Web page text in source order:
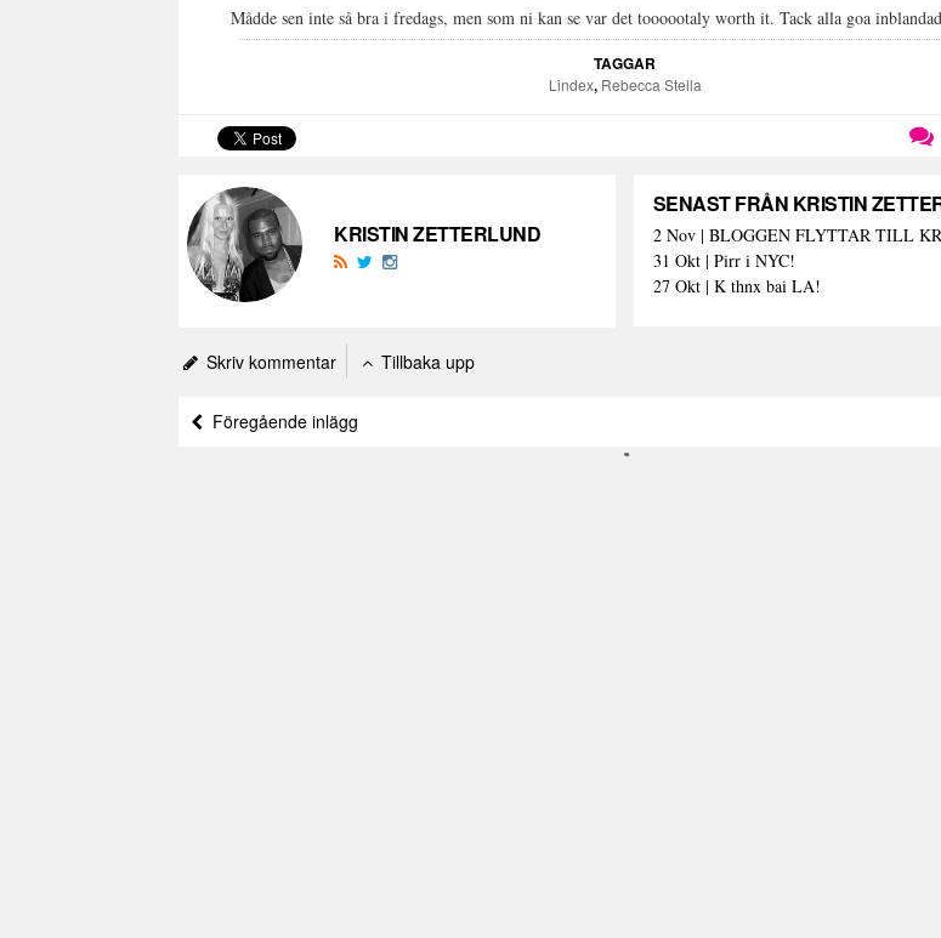
Mådde sen inte så bra i fredags, men som ni kan se var det toooootaly worth it. Tack alla goa
TAGGAR
Lindex, Rebecca Stella
KRISTIN ZETTERLUND
SENAST FRÅN KRISTIN
31 Okt | Pirr i NYC!
27 Okt | K thnx bai LA!
Skriv kommentar Tillbaka upp
Föregående inlägg